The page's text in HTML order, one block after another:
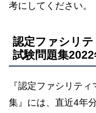
考にしてください。
認定ファシリ
試験問題集
『認定ファシリテ
集』には、直近4年